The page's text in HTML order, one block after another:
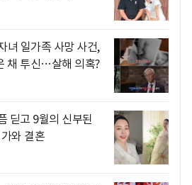
녀 일가족 사망 사건,
채 투신…살해 의혹?
딛고 9월의 신부된
와 결혼